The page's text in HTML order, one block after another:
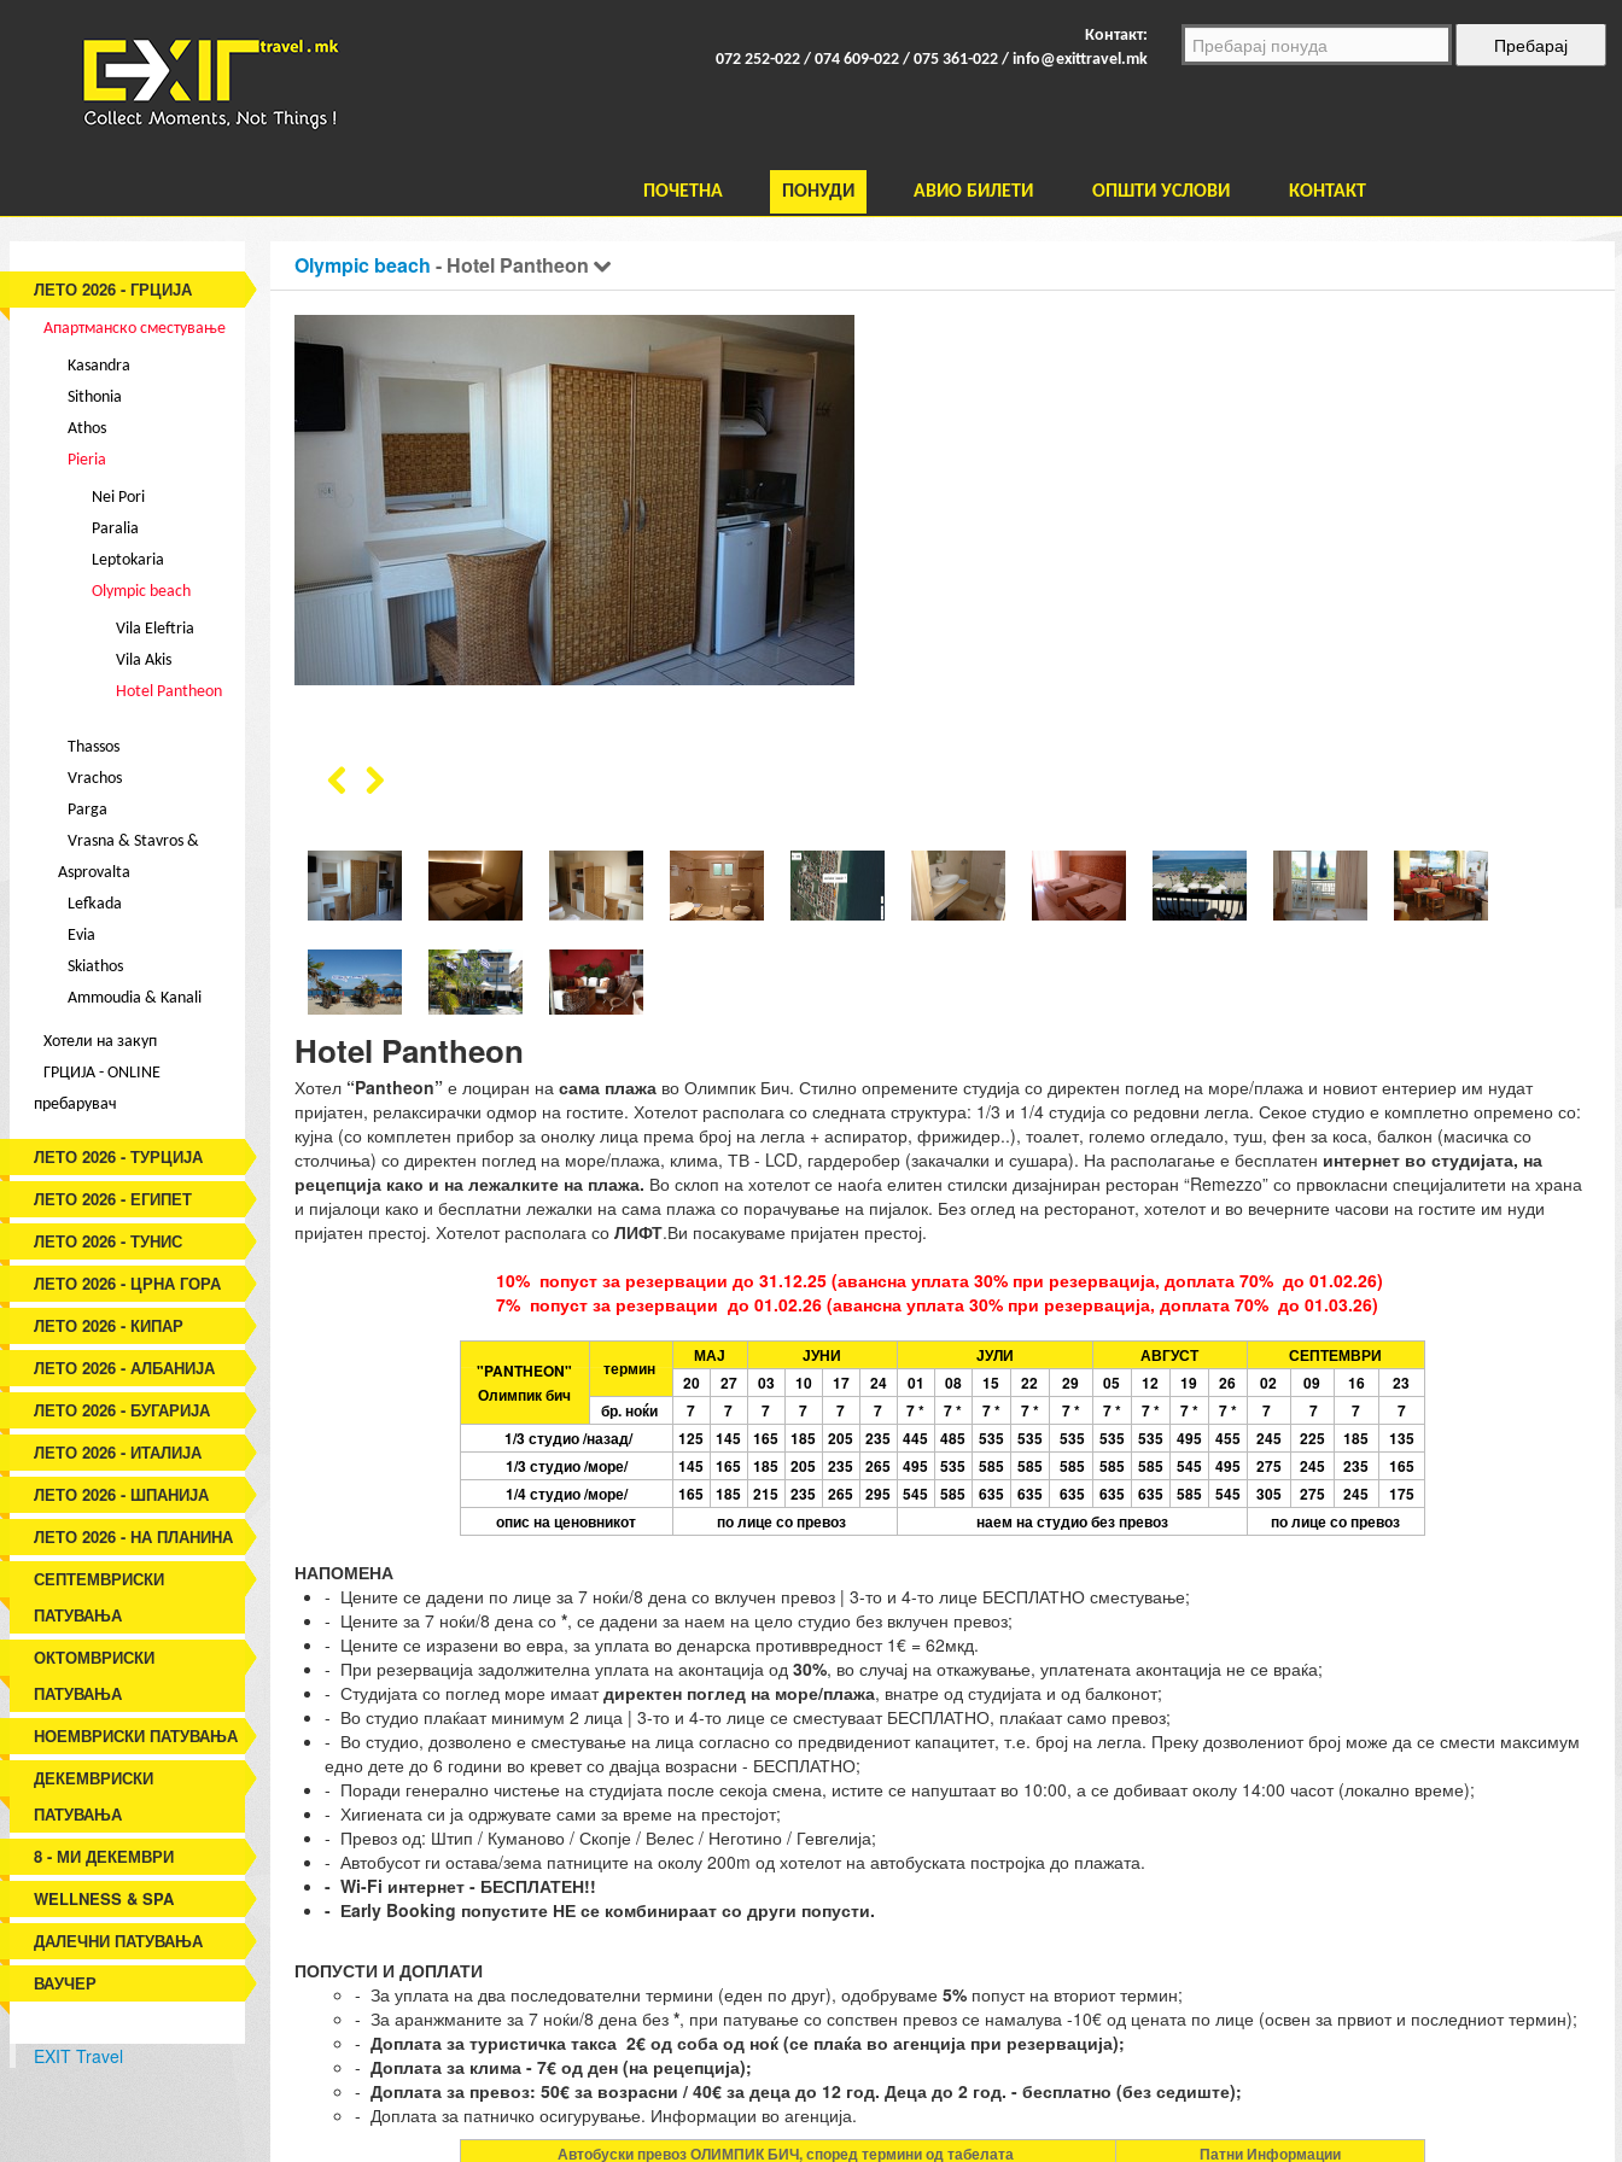
Контакт:
072 252-022 / 074 609-022 / 075 361-022 / info@exittravel.mk
ПОЧЕТНА ПОНУДИ АВИО БИЛЕТИ ОПШТИ УСЛОВИ КОНТАКТ
ЛЕТО 2026 - ГРЦИЈА
Апартманско сместување
Kasandra
Sithonia
Athos
Pieria
Nei Pori
Paralia
Leptokaria
Olympic beach
Vila Eleftria
Vila Akis
Hotel Pantheon
Thassos
Vrachos
Parga
Vrasna & Stavros &
Asprovalta
Lefkada
Evia
Skiathos
Ammoudia & Kanali
Хотели на закуп
ГРЦИЈА - ONLINE
пребарувач
ЛЕТО 2026 - ТУРЦИЈА
ЛЕТО 2026 - ЕГИПЕТ
ЛЕТО 2026 - ТУНИС
ЛЕТО 2026 - ЦРНА ГОРА
ЛЕТО 2026 - КИПАР
ЛЕТО 2026 - АЛБАНИЈА
ЛЕТО 2026 - БУГАРИЈА
ЛЕТО 2026 - ИТАЛИЈА
ЛЕТО 2026 - ШПАНИЈА
ЛЕТО 2026 - НА ПЛАНИНА
СЕПТЕМВРИСКИ
ПАТУВАЊА
ОКТОМВРИСКИ
ПАТУВАЊА
НОЕМВРИСКИ ПАТУВАЊА
ДЕКЕМВРИСКИ
ПАТУВАЊА
8 - МИ ДЕКЕМВРИ
WELLNESS & SPA
ДАЛЕЧНИ ПАТУВАЊА
ВАУЧЕР
EXIT Travel
Olympic beach - Hotel Pantheon
Hotel Pantheon
Хотел“Pantheon”е лоциран на сама плажаво Олимпик Бич. Стилно опремените студија со директен поглед на море/плажа и новиот ентериер им нудат
пријатен, релаксирачки одмор на гостите. Хотелот располага со следната структура: 1/3 и 1/4 студија со редовни легла. Секое студио е комплетно опремено со:
кујна (со комплетен прибор за онолку лица према број на легла + аспиратор, фрижидер..), тоалет, големо огледало, туш, фен за коса, балкон (масичка со
столчиња) со директен поглед на море/плажа, клима, ТВ - LCD, гардеробер (закачалки и сушара). На располагање е бесплатен интернет во студијата, на
рецепција како и на лежалките на плажа. Во склоп на хотелот се наоѓа елитен стилски дизајниран ресторан “Remezzo” со првокласни специјалитети на храна
и пијалоци како и бесплатни лежалки на сама плажа со порачување на пијалок. Без оглед на ресторанот, хотелот и во вечерните часови на гостите им нуди
пријатен престој. Хотелот располага со ЛИФТ.Ви посакуваме пријатен престој.
10% попуст за резервации до 31.12.25 (авансна уплата 30% при резервација, доплата 70% до 01.02.26)
7% попуст за резервации до 01.02.26 (авансна уплата 30% при резервација, доплата 70% до 01.03.26)
"PANTHEON"
Олимпик бич
термин
МАЈ ЈУНИ ЈУЛИ АВГУСТ
СЕПТЕМВРИ
20
27 03 10 17 24 01 08 15 22 29 05 12 19 26 02 09 16
23
бр. ноќи
7 7 7 7 7 7 7 * 7 * 7* 7* 7 * 7* 7* 7 * 7 * 7 7 7
7
1/3 студио /назад/
125 145 165 185 205 235 445 485 535 535 535 535 535 495 455 245 225 185
135
1/3 студио /море/
145 165 185 205 235 265 495 535 585 585 585 585 585 545 495 275 245 235
165
1/4 студио /море/
165 185 215 235 265 295 545 585 635 635 635 635 635 585 545 305 275 245
175
опис на ценовникот
по лице со превоз наем на студио без превоз по лице со превоз
НАПОМЕНА
- Цените се дадени по лице за 7 ноќи/8 дена со вклучен превоз | 3-то и 4-то лице БЕСПЛАТНО сместување;
- Цените за 7 ноќи/8 дена со*, се дадени за наем на цело студио без вклучен превоз;
- Цените се изразени во евра, за уплата во денарска противвредност 1€ = 62мкд.
- При резервација задолжителна уплата на аконтација од 30%, во случај на откажување, уплатената аконтација не се враќа;
- Студијата со поглед море имаатдиректен поглед на море/плажа, внатре од студијата и од балконот;
- Во студио плаќаат минимум 2 лица | 3-то и 4-то лице се сместуваат БЕСПЛАТНО, плаќаат само превоз;
- Во студио, дозволено е сместување на лица согласно со предвидениот капацитет, т.е. број на легла. Преку дозволениот број може да се смести максимум
едно дете до 6 години во кревет со двајца возрасни - БЕСПЛАТНО;
- Поради генерално чистење на студијата после секоја смена, истите се напуштаат во 10:00, а се добиваат околу 14:00 часот (локално време);
- Хигиената си ја одржувате сами за време на престојот;
- Превоз од: Штип / Куманово / Скопје / Велес / Неготино / Гевгелија;
- Автобусот ги остава/зема патниците на околу 200m од хотелот на автобуската постројка до плажата.
- Wi-Fi интернет - БЕСПЛАТЕН!!
- Еarly Booking попустите НЕ се комбинираат со други попусти.
ПОПУСТИ И ДОПЛАТИ
- За уплата на два последователни термини (еден по друг), одобруваме 5%попуст на вториот термин;
- За аранжманите за 7 ноќи/8 дена без *, при патување со сопствен превоз се намалува -10€ од цената по лице (освен за првиот и последниот термин);
- Доплата за туристичка такса 2€ од соба од ноќ (се плаќа во агенција при резервација);
- Доплата за клима - 7€ од ден (на рецепција);
- Доплата за превоз: 50€ за возрасни / 40€ за деца до 12 год. Деца до 2 год. - бесплатно (без седиште);
- Доплата за патничко осигурување. Информации во агенција.
Автобуски превоз ОЛИМПИК БИЧ, според термини од табелата Патни Информации